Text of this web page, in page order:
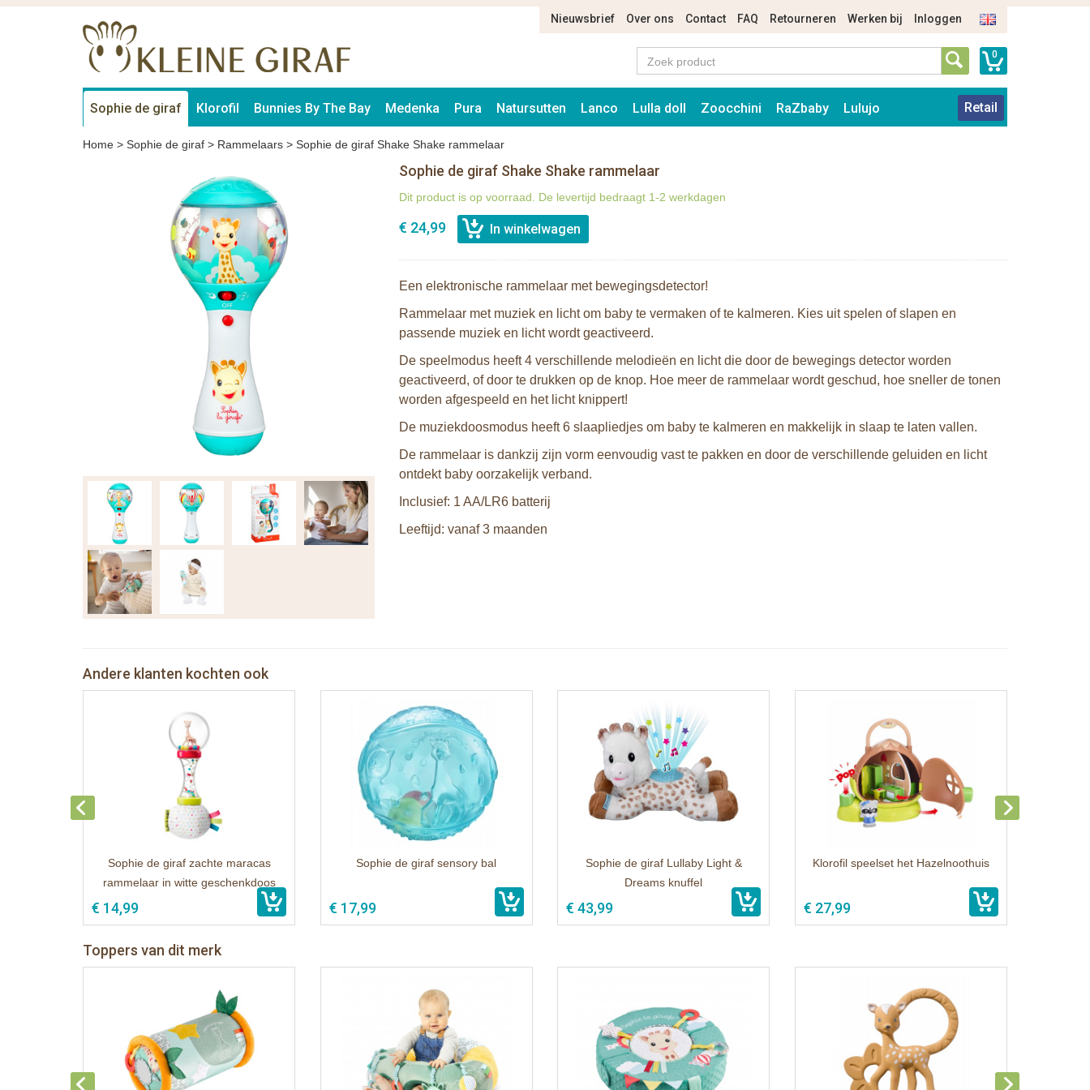
Nieuwsbrief Over ons Contact FAQ Retourneren Werken bij Inloggen
0
Sophie de giraf Klorofil Bunnies By The Bay Medenka Pura Natursutten Lanco Lulla doll Zoocchini RaZbaby Lulujo Retail
Home > Sophie de giraf > Rammelaars > Sophie de giraf Shake Shake rammelaar
Sophie de giraf Shake Shake rammelaar
Dit product is op voorraad. De levertijd bedraagt 1-2 werkdagen
€ 24,99
Een elektronische rammelaar met bewegingsdetector!
Rammelaar met muziek en licht om baby te vermaken of te kalmeren. Kies uit spelen of slapen en
passende muziek en licht wordt geactiveerd.
De speelmodus heeft 4 verschillende melodieën en licht die door de bewegings detector worden
geactiveerd, of door te drukken op de knop. Hoe meer de rammelaar wordt geschud, hoe sneller de tonen
worden afgespeeld en het licht knippert!
De muziekdoosmodus heeft 6 slaapliedjes om baby te kalmeren en makkelijk in slaap te laten vallen.
De rammelaar is dankzij zijn vorm eenvoudig vast te pakken en door de verschillende geluiden en licht
ontdekt baby oorzakelijk verband.
Inclusief: 1 AA/LR6 batterij
Leeftijd: vanaf 3 maanden
Andere klanten kochten ook
Sophie de giraf zachte maracas
rammelaar in witte geschenkdoos
€ 14,99
Sophie de giraf sensory bal
€ 17,99
Sophie de giraf Lullaby Light &
Dreams knuffel
€ 43,99
Klorofil speelset het Hazelnoothuis
€ 27,99
Toppers van dit merk